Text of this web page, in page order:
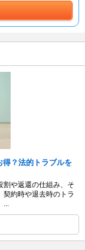
得？法的トラブルを
割や返還の仕組み、そ
契約時や退去時のトラ